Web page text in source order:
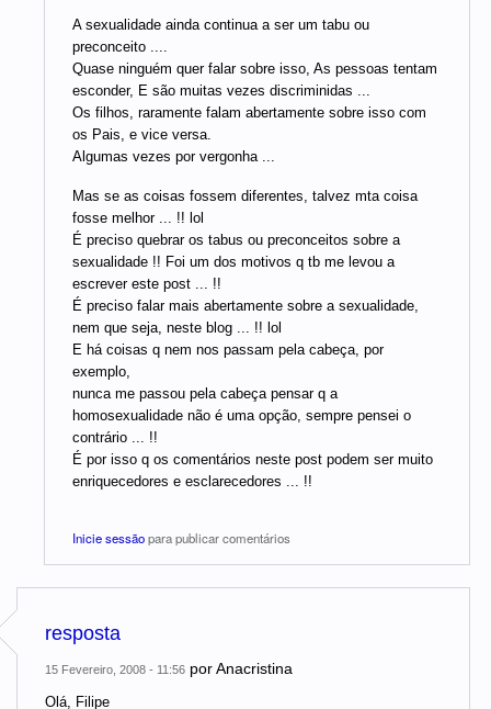
A sexualidade ainda continua a ser um tabu ou
preconceito ....
Quase ninguém quer falar sobre isso, As pessoas tentam
esconder, E são muitas vezes discriminidas ...
Os filhos, raramente falam abertamente sobre isso com
os Pais, e vice versa.
Algumas vezes por vergonha ...
Mas se as coisas fossem diferentes, talvez mta coisa
fosse melhor ... !! lol
É preciso quebrar os tabus ou preconceitos sobre a
sexualidade !! Foi um dos motivos q tb me levou a
escrever este post ... !!
É preciso falar mais abertamente sobre a sexualidade,
nem que seja, neste blog ... !! lol
E há coisas q nem nos passam pela cabeça, por
exemplo,
nunca me passou pela cabeça pensar q a
homosexualidade não é uma opção, sempre pensei o
contrário ... !!
É por isso q os comentários neste post podem ser muito
enriquecedores e esclarecedores ... !!
Inicie sessãopara publicar comentários
resposta
15 Fevereiro, 2008 - 11:56 porAnacristina
Olá, Filipe